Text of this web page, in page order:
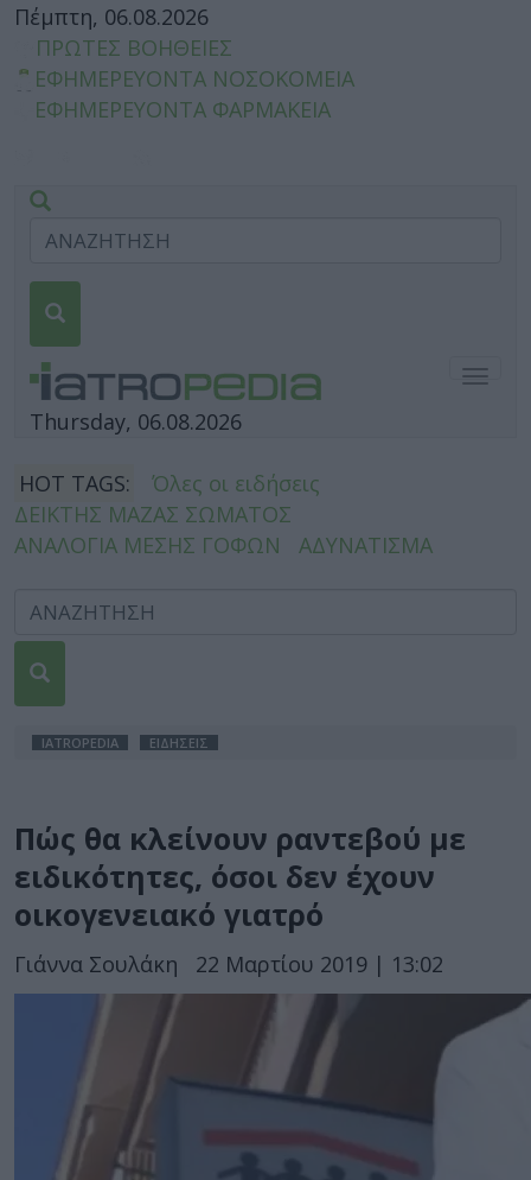
Πέμπτη, 06.08.2026
ΠΡΩΤΕΣ ΒΟΗΘΕΙΕΣ
ΕΦΗΜΕΡΕΥΟΝΤΑ ΝΟΣΟΚΟΜΕΙΑ
ΕΦΗΜΕΡΕΥΟΝΤΑ ΦΑΡΜΑΚΕΙΑ
Thursday, 06.08.2026
HOT TAGS:
Όλες οι ειδήσεις
ΔΕΙΚΤΗΣ ΜΑΖΑΣ ΣΩΜΑΤΟΣ
ΑΝΑΛΟΓΙΑ ΜΕΣΗΣ ΓΟΦΩΝ
ΑΔΥΝΑΤΙΣΜΑ
IATROPEDIA ΕΙΔΗΣΕΙΣ
Πώς θα κλείνουν ραντεβού με
ειδικότητες, όσοι δεν έχουν
οικογενειακό γιατρό
Γιάννα Σουλάκη 22 Μαρτίου 2019 | 13:02